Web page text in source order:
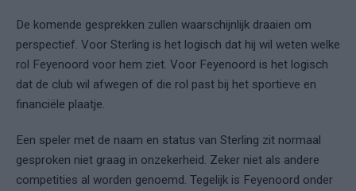
De komende gesprekken zullen waarschijnlijk draaien om
perspectief. Voor Sterling is het logisch dat hij wil weten welke
rol Feyenoord voor hem ziet. Voor Feyenoord is het logisch
dat de club wil afwegen of die rol past bij het sportieve en
financiële plaatje.
Een speler met de naam en status van Sterling zit normaal
gesproken niet graag in onzekerheid. Zeker niet als andere
competities al worden genoemd. Tegelijk is Feyenoord onder